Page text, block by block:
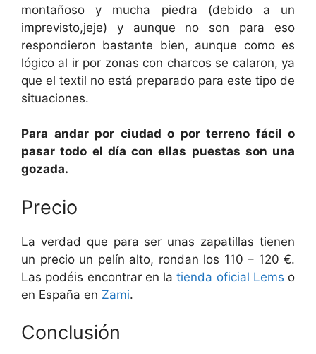
montañoso y mucha piedra (debido a un
imprevisto,jeje) y aunque no son para eso
respondieron bastante bien, aunque como es
lógico al ir por zonas con charcos se calaron, ya
que el textil no está preparado para este tipo de
situaciones.
Para andar por ciudad o por terreno fácil o
pasar todo el día con ellas puestas son una
gozada.
Precio
La verdad que para ser unas zapatillas tienen
un precio un pelín alto, rondan los 110 – 120 €.
Las podéis encontrar en latienda oficial Lems o
en España en Zami.
Conclusión